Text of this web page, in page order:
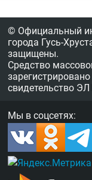
© Официальный
города Гусь-
защищены.
Средство
зарегистрировано
свидетельство ЭЛ
Мы в соцсетях: